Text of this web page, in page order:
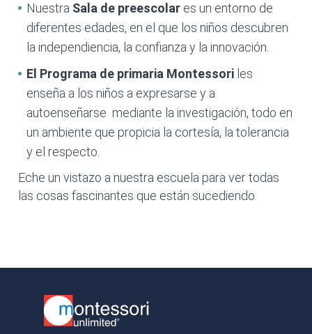
Nuestra Sala de preescolar es un entorno de
diferentes edades, en el que los niños descubren
la independiencia, la confianza y la innovación.
El Programa de primaria Montessori les
enseña a los niños a expresarse y a
autoenseñarse mediante la investigación, todo en
un ambiente que propicia la cortesía, la tolerancia
y el respecto.
Eche un vistazo a nuestra escuela para ver todas
las cosas fascinantes que están sucediendo.